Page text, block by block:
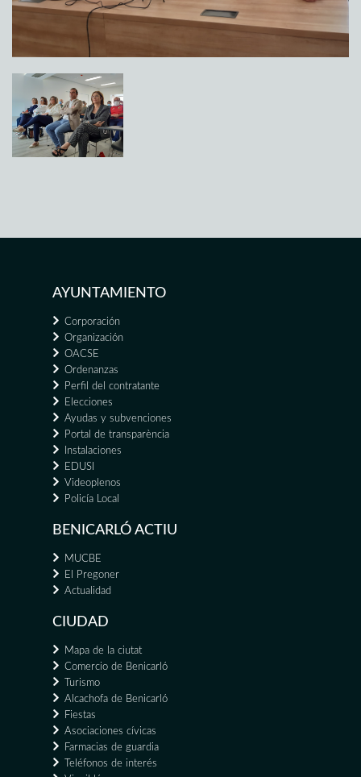
AYUNTAMIENTO
Corporación
Organización
OACSE
Ordenanzas
Perfil del contratante
Elecciones
Ayudas y subvenciones
Portal de transparència
Instalaciones
EDUSI
Videoplenos
Policía Local
BENICARLÓ ACTIU
MUCBE
El Pregoner
Actualidad
CIUDAD
Mapa de la ciutat
Comercio de Benicarló
Turismo
Alcachofa de Benicarló
Fiestas
Asociaciones cívicas
Farmacias de guardia
Teléfonos de interés